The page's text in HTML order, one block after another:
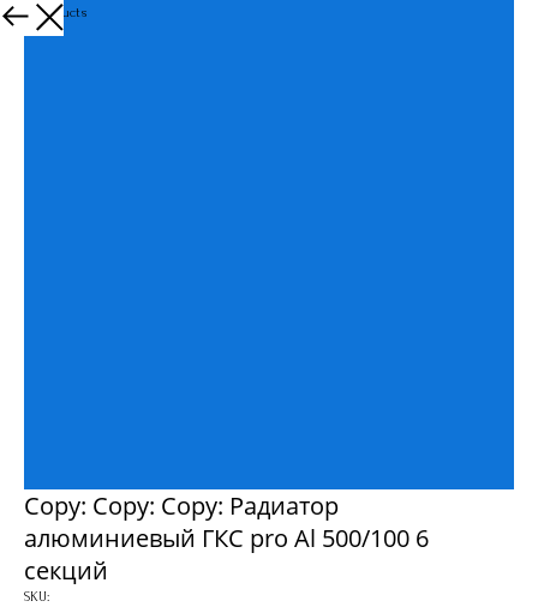
More products
Copy: Copy: Copy: Радиатор
алюминиевый ГКС pro Al 500/100 6
секций
SKU: